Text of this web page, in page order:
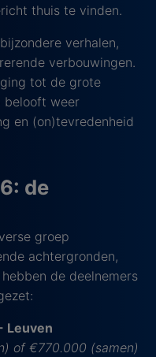
thuis te vinden.
verhalen,
verbouwingen.
tot de grote
belooft weer
en (on)tevredenheid
de
groep
achtergronden,
de deelnemers
Leuven
of €770.000 (samen)